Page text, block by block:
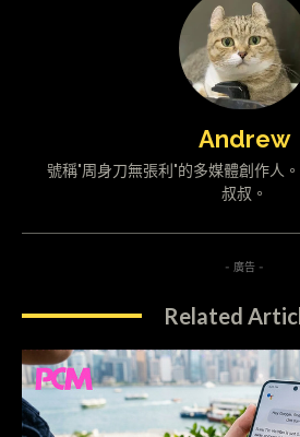
Andrew
號稱"周身刀無張利"的多媒體創作人
叔叔。
- 廣告 -
Related